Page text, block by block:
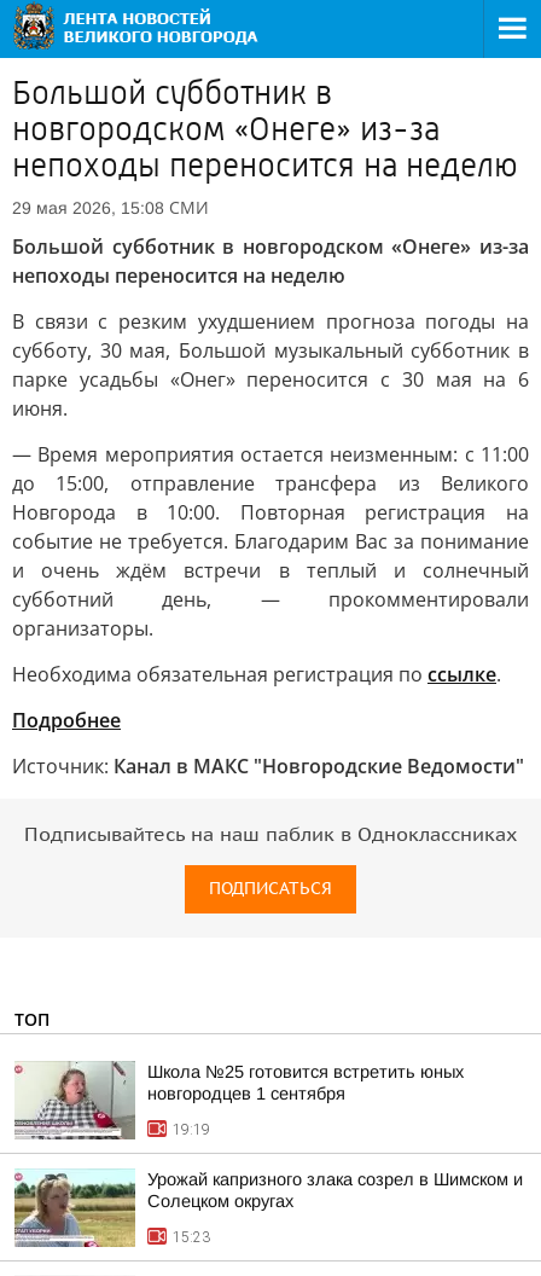
Большой субботник в
новгородском «Онеге» из-за
непоходы переносится на неделю
29 мая 2026, 15:08 СМИ
Большой субботник в новгородском «Онеге» из-за
непоходы переносится на неделю
В связи с резким ухудшением прогноза погоды на
субботу, 30 мая, Большой музыкальный субботник в
парке усадьбы «Онег» переносится с 30 мая на 6
июня.
— Время мероприятия остается неизменным: с 11:00
до 15:00, отправление трансфера из Великого
Новгорода в 10:00. Повторная регистрация на
событие не требуется. Благодарим Вас за понимание
и очень ждём встречи в теплый и солнечный
субботний день, — прокомментировали
организаторы.
Необходима обязательная регистрация по ссылке.
Подробнее
Источник: Канал в МАКС "Новгородские Ведомости"
Подписывайтесь на наш паблик в Одноклассниках
ПОДПИСАТЬСЯ
ТОП
Школа №25 готовится встретить юных
новгородцев 1 сентября
19:19
Урожай капризного злака созрел в Шимском и
Солецком округах
15:23